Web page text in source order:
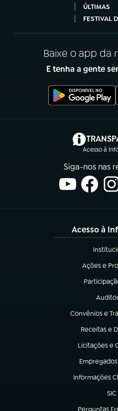
ÚLTIMAS
FESTIVAL
Baixe o app da
E tenha a gente
Acesso à
Siga-nos nas
Acesso à
(abre
Ações e
(abre em
(abre em
(abre
Convênios e
(abre em nova
Receitas e
(abre em
Licitações e
(abre em
(abre em
Informações
(abre em nova
SIC
Perguntas